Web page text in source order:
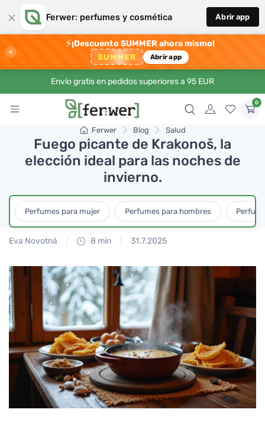
× Ferwer: perfumes y cosmética Abrir app
×
⚡¡Descuento SUMMER ahora mismo!
SUMMER Abrir app
Envío gratis en pedidos superiores a 95 EUR
0
Ferwer Blog Salud
Fuego picante de Krakonoš, la
elección ideal para las noches de
invierno.
Perfumes para mujer Perfumes para hombres
Eva Novotná 8 min 31.7.2025